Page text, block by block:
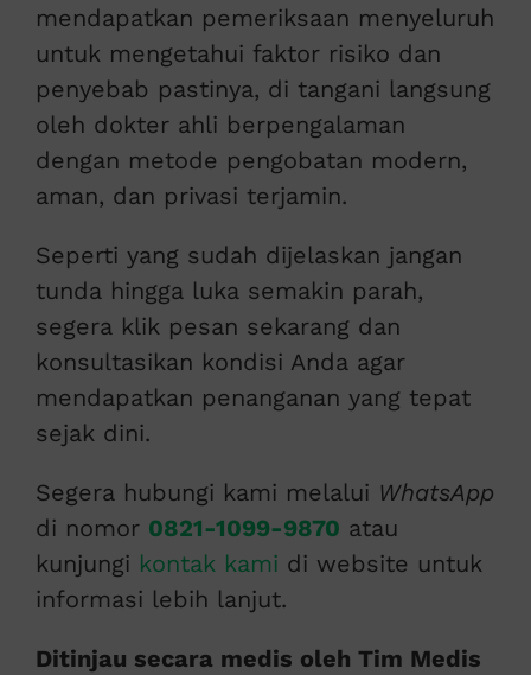
mendapatkan pemeriksaan menyeluruh
untuk mengetahui faktor risiko dan
penyebab pastinya, di tangani langsung
oleh dokter ahli berpengalaman
dengan metode pengobatan modern,
aman, dan privasi terjamin.
Seperti yang sudah dijelaskan jangan
tunda hingga luka semakin parah,
segera klik pesan sekarang dan
konsultasikan kondisi Anda agar
mendapatkan penanganan yang tepat
sejak dini.
Segera hubungi kami melalui WhatsApp
di nomor 0821-1099-9870 atau
kunjungi kontak kami di website untuk
informasi lebih lanjut.
Ditinjau secara medis oleh Tim Medis